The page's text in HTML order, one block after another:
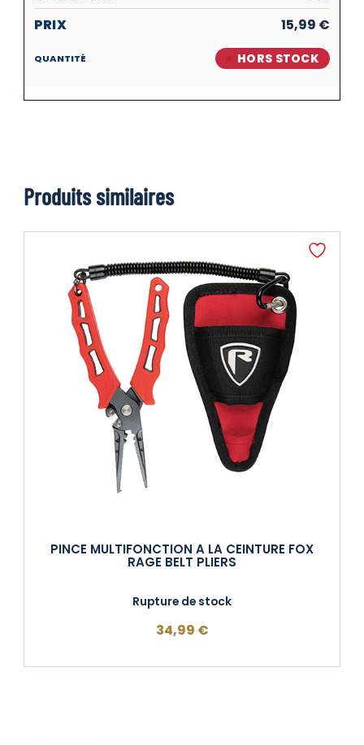
15,99 €
HORS STOCK
Produits similaires
PINCE MULTIFONCTION A LA CEINTURE FOX
RAGE BELT PLIERS
Rupture de stock
34,99 €